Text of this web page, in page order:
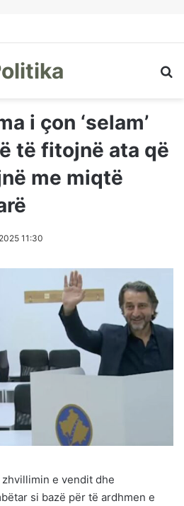
i çon ‘selam’
të fitojnë ata që
me miqtë
11:30
e vendit dhe
si bazë për të ardhmen e